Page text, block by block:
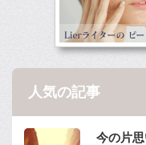
人気の記事
今の片